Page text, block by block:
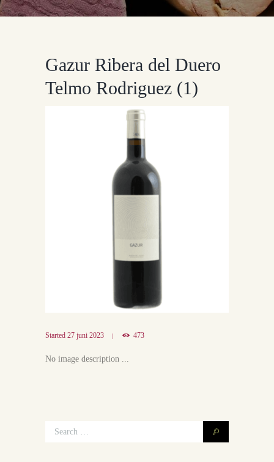
Gazur Ribera del Duero
Telmo Rodriguez (1)
Started 27 juni 2023 473
No image description ...